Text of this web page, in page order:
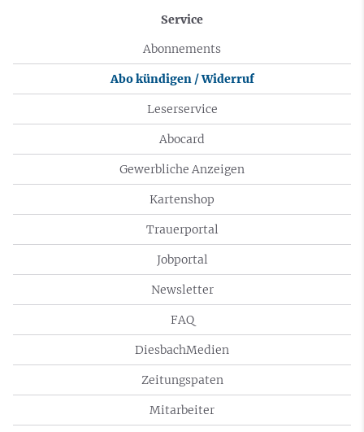
Service
Abonnements
Abo kündigen / Widerruf
Leserservice
Abocard
Gewerbliche Anzeigen
Kartenshop
Trauerportal
Jobportal
Newsletter
FAQ
DiesbachMedien
Zeitungspaten
Mitarbeiter